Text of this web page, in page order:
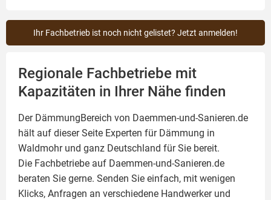
Ihr Fachbetrieb ist noch nicht gelistet? Jetzt anmelden!
Regionale Fachbetriebe mit
Kapazitäten in Ihrer Nähe finden
Der DämmungBereich von Daemmen-und-Sanieren.de
hält auf dieser Seite Experten für Dämmung in
Waldmohr und ganz Deutschland für Sie bereit.
Die Fachbetriebe auf Daemmen-und-Sanieren.de
beraten Sie gerne. Senden Sie einfach, mit wenigen
Klicks, Anfragen an verschiedene Handwerker und